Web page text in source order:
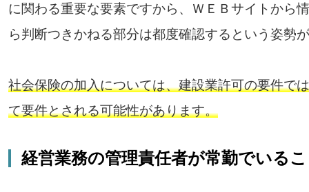
に関わる重要な要素ですから、ＷＥＢサイトから
ら判断つきかねる部分は都度確認するという姿勢
社会保険の加入については、建設業許可の要件で
て要件とされる可能性があります。
経営業務の管理責任者が常勤でいる